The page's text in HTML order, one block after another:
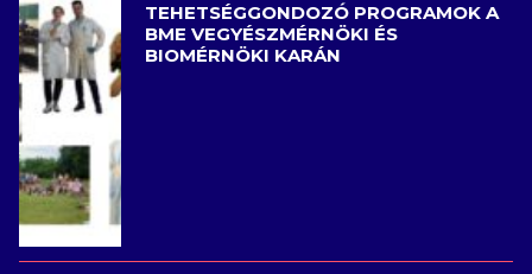
TEHETSÉGGONDOZÓ PROGRAMOK A
BME VEGYÉSZMÉRNÖKI ÉS
BIOMÉRNÖKI KARÁN